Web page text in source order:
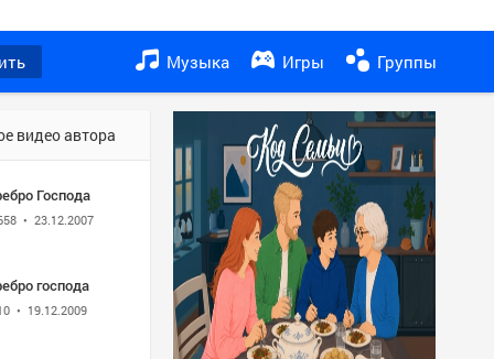
Музыка Игры Группы
видео автора
Господа
• 23.12.2007
господа
• 19.12.2009